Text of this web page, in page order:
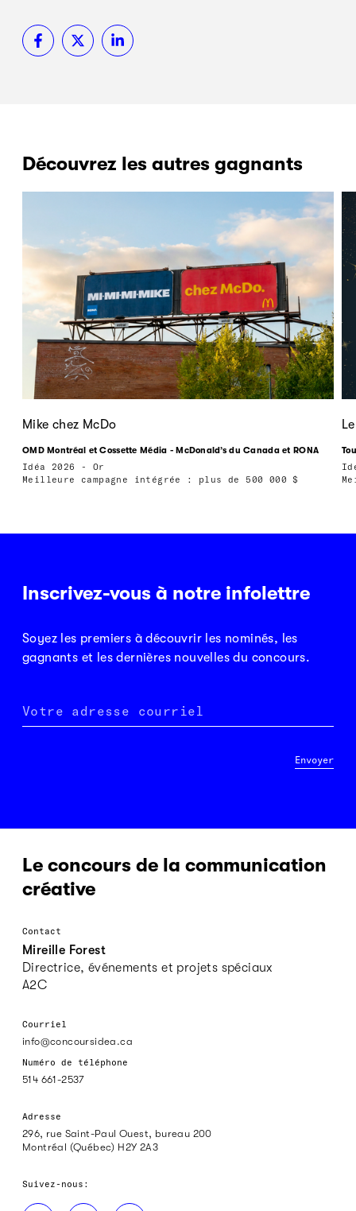
Découvrez les autres gagnants
Mike chez McDo
OMD Montréal et Cossette Média - McDonald’s du Canada et RONA
Idéa 2026 - Or
Meilleure campagne intégrée : plus de 500 000 $
Inscrivez-vous à notre infolettre
Soyez les premiers à découvrir les nominés, les
gagnants et les dernières nouvelles du concours.
Votre adresse courriel
Envoyer
Le concours de la communication
créative
Contact
Mireille Forest
Directrice, événements et projets spéciaux
A2C
Courriel
info@concoursidea.ca
Numéro de téléphone
514 661-2537
Adresse
296, rue Saint-Paul Ouest, bureau 200
Montréal (Québec) H2Y 2A3
Suivez-nous: